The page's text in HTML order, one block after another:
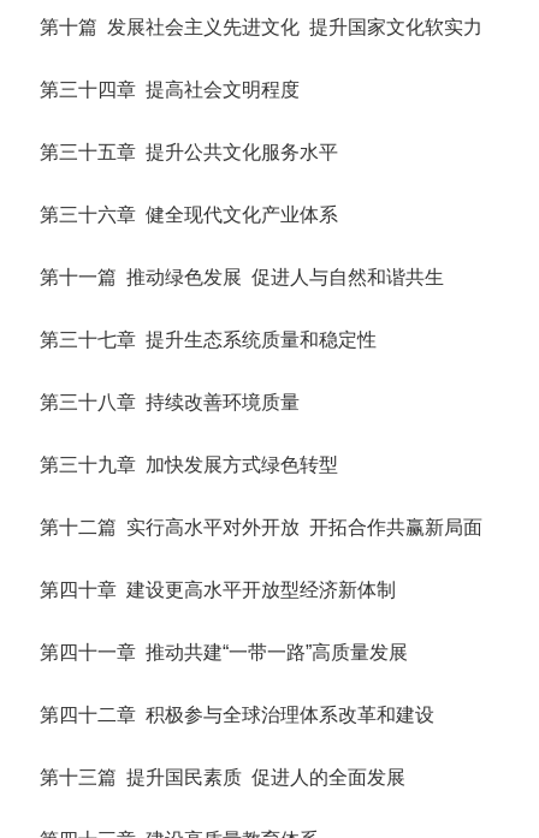
第十篇 发展社会主义先进文化 提升国家文化软实力
第三十四章 提高社会文明程度
第三十五章 提升公共文化服务水平
第三十六章 健全现代文化产业体系
第十一篇 推动绿色发展 促进人与自然和谐共生
第三十七章 提升生态系统质量和稳定性
第三十八章 持续改善环境质量
第三十九章 加快发展方式绿色转型
第十二篇 实行高水平对外开放 开拓合作共赢新局面
第四十章 建设更高水平开放型经济新体制
第四十一章 推动共建“一带一路”高质量发展
第四十二章 积极参与全球治理体系改革和建设
第十三篇 提升国民素质 促进人的全面发展